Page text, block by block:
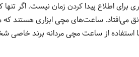
برای اطلاع پیدا کردن زمان نیست. اگر
می‌افتاد. ساعت‌های مچی ابزاری هستند
استفاده از ساعت مچی مردانه برند خاصی